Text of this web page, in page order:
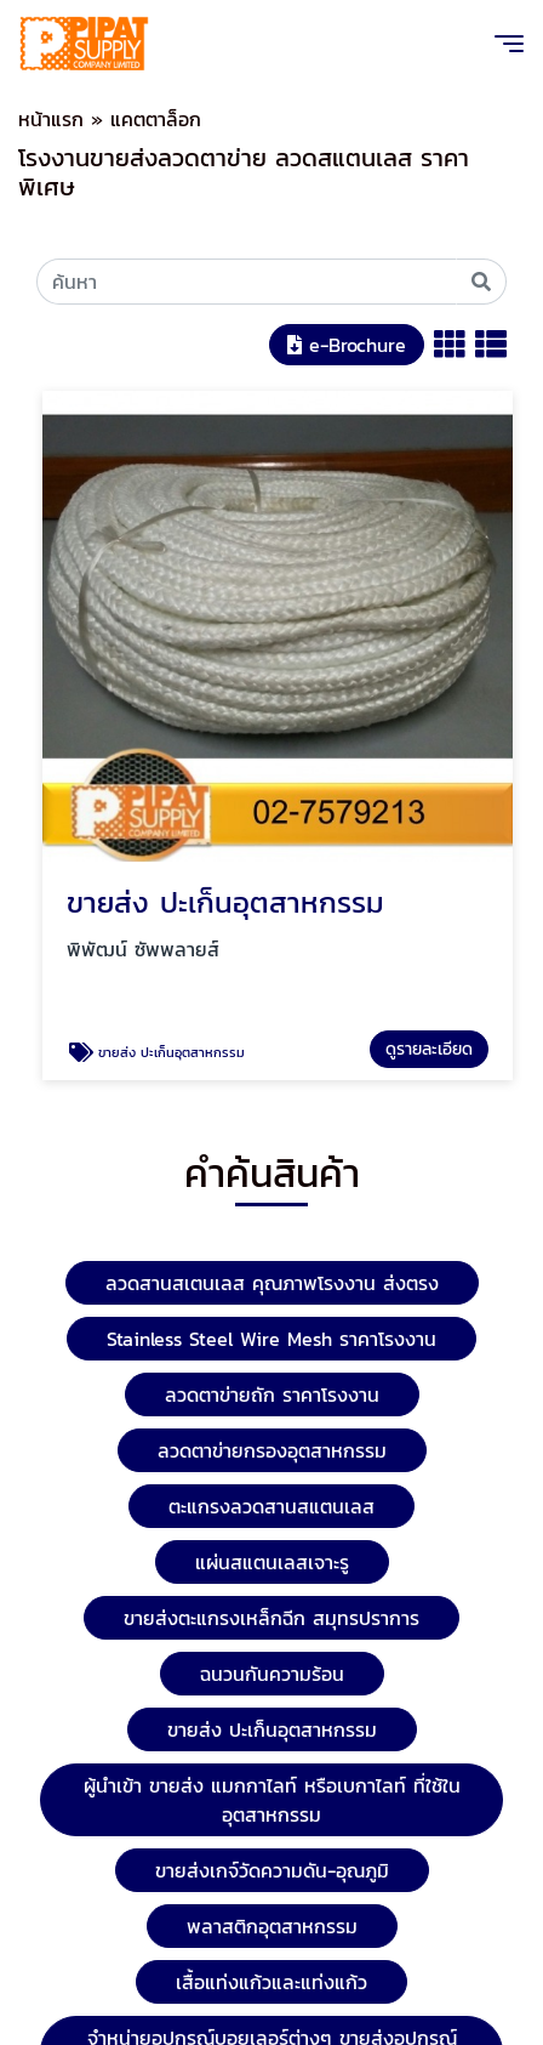
หน้าแรก » แคตตาล็อก
โรงงานขายส่งลวดตาข่าย ลวดสแตนเลส ราคา
พิเศษ
e-Brochure
ขายส่ง ปะเก็นอุตสาหกรรม
พิพัฒน์ ซัพพลายส์
ขายส่ง ปะเก็นอุตสาหกรรม ดูรายละเอียด
คำค้นสินค้า
ลวดสานสเตนเลส คุณภาพโรงงาน ส่งตรง
Stainless Steel Wire Mesh ราคาโรงงาน
ลวดตาข่ายถัก ราคาโรงงาน
ลวดตาข่ายกรองอุตสาหกรรม
ตะแกรงลวดสานสแตนเลส
แผ่นสแตนเลสเจาะรู
ขายส่งตะแกรงเหล็กฉีก สมุทรปราการ
ฉนวนกันความร้อน
ขายส่ง ปะเก็นอุตสาหกรรม
ผู้นำเข้า ขายส่ง แมกกาไลท์ หรือเบกาไลท์ ที่ใช้ใน
อุตสาหกรรม
ขายส่งเกจ์วัดความดัน-อุณภูมิ
พลาสติกอุตสาหกรรม
เสื้อแท่งแก้วและแท่งแก้ว
จำหน่ายอุปกรณ์บอยเลอร์ต่างๆ ขายส่งอุปกรณ์